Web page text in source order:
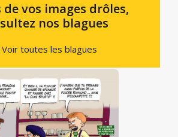
de vos images drôles,
nos blagues
Voir toutes les blagues